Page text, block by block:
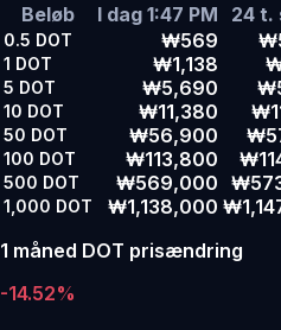
Beløb
I dag 1:47 PM 24 t.
0.5 DOT ₩569
1 DOT ₩1,138
5 DOT ₩5,690
10 DOT ₩11,380
50 DOT ₩56,900
100 DOT ₩113,800
500 DOT ₩569,000
1,000 DOT ₩1,138,000
1 måned DOT prisændring
-14.52%